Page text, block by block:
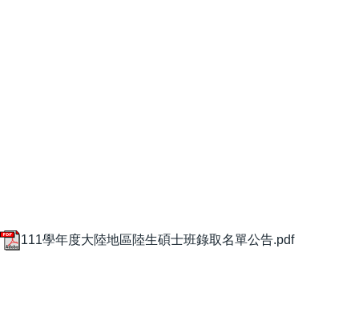
111學年度大陸地區陸生碩士班錄取名單公告.pdf